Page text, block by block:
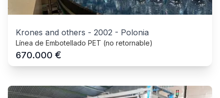
Krones and others - 2002 - Polonia
Línea de Embotellado PET (no retornable)
670.000 €